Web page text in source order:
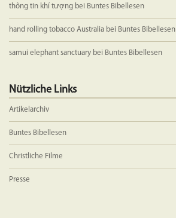
thông tin khí tượng bei Buntes Bibellesen
hand rolling tobacco Australia bei Buntes Bibellesen
samui elephant sanctuary bei Buntes Bibellesen
Nützliche Links
Artikelarchiv
Buntes Bibellesen
Christliche Filme
Presse